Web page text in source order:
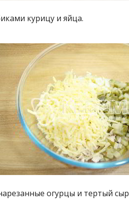
курицу и яйца.
огурцы и тертый